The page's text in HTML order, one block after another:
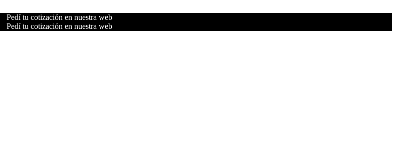
Pedí tu cotización en nuestra web
Pedí tu cotización en nuestra web